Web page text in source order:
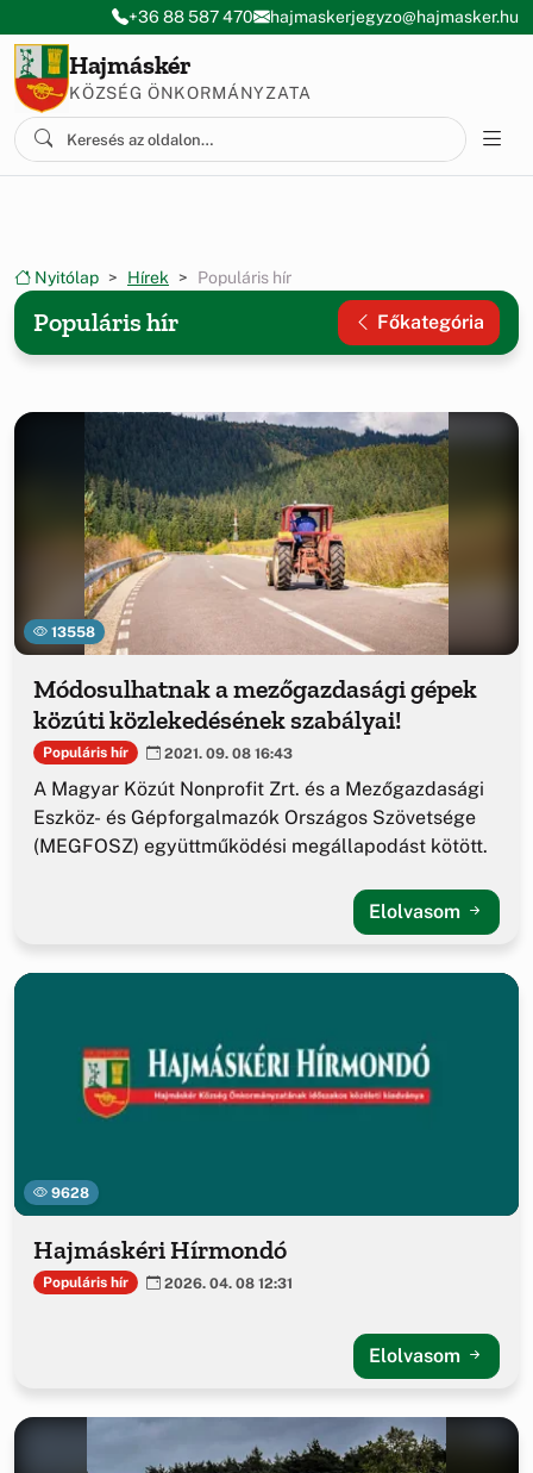
Ugrás a menüre
Ugrás a tartalomra
+36 88 587 470 hajmaskerjegyzo@hajmasker.hu
Hajmáskér
KÖZSÉG ÖNKORMÁNYZATA
Nyitólap Hírek Populáris hír
Populáris hír Főkategória
13558
Módosulhatnak a mezőgazdasági gépek
közúti közlekedésének szabályai!
Populáris hír 2021. 09. 08 16:43
A Magyar Közút Nonprofit Zrt. és a Mezőgazdasági
Eszköz- és Gépforgalmazók Országos Szövetsége
(MEGFOSZ) együttműködési megállapodást kötött.
Elolvasom
9628
Hajmáskéri Hírmondó
Populáris hír 2026. 04. 08 12:31
Elolvasom